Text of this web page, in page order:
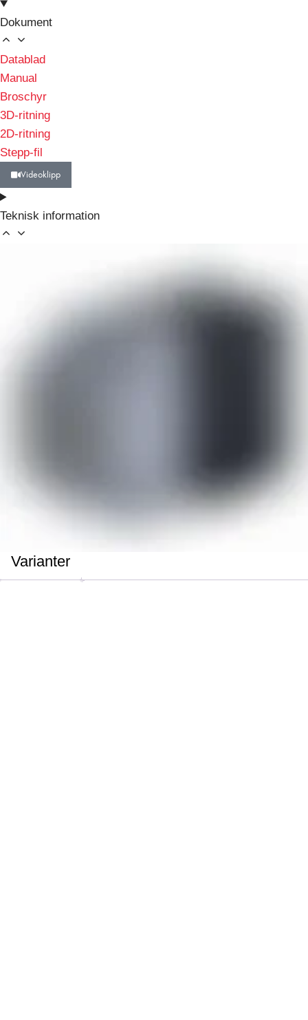
Dokument
Datablad
Manual
Broschyr
3D-ritning
2D-ritning
Stepp-fil
Videoklipp
Teknisk information
Varianter